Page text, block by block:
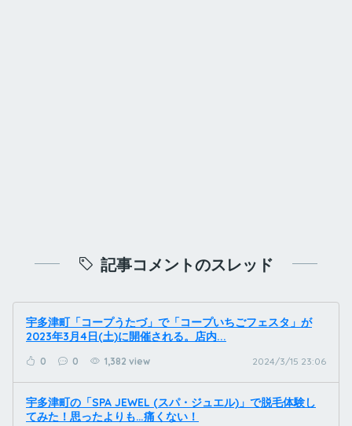
記事コメントのスレッド
宇多津町「コープうたづ」で「コープいちごフェスタ」が
2023年3月4日(土)に開催される。店内...
0 0 1,382 view 2024/3/15 23:06
宇多津町の「SPA JEWEL (スパ・ジュエル)」で脱毛体験し
てみた！思ったよりも…痛くない！